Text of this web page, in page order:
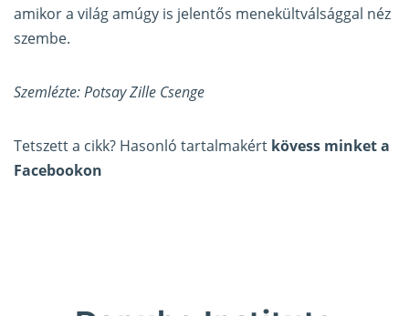
amikor a világ amúgy is jelentős menekültválsággal néz
szembe.
Szemlézte: Potsay Zille Csenge
Tetszett a cikk? Hasonló tartalmakért kövess minket a
Facebookon